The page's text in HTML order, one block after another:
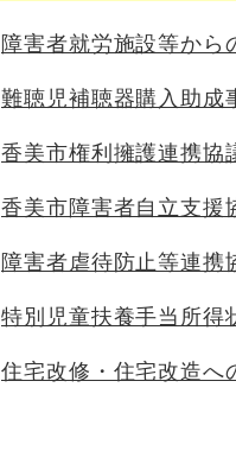
障害者就労施設等から
難聴児補聴器購入助成
香美市権利擁護連携協
香美市障害者自立支援
障害者虐待防止等連携
特別児童扶養手当所得
住宅改修・住宅改造へ